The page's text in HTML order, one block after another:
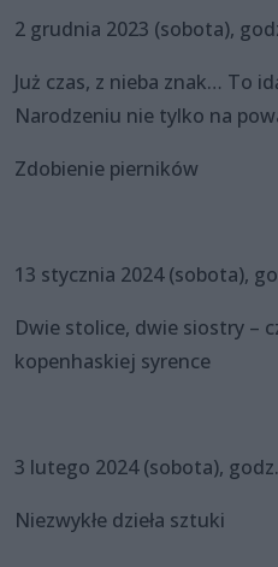
2 grudnia 2023 (sobota),
Już czas, z nieba znak… To
Narodzeniu nie tylko na
Zdobienie pierników
13 stycznia 2024 (sobota),
Dwie stolice, dwie siostry –
kopenhaskiej syrence
3 lutego 2024 (sobota),
Niezwykłe dzieła sztuki